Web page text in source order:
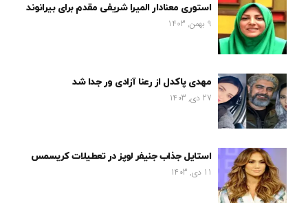
استوری معنادار المیرا شریفی مقدم برای بیرانوند
9 بهمن, 1403
مهدی پاکدل از رعنا آزادی ور جدا شد
27 دی, 1403
استایل جذاب جنیفر لوپز در تعطیلات کریسمس
11 دی, 1403